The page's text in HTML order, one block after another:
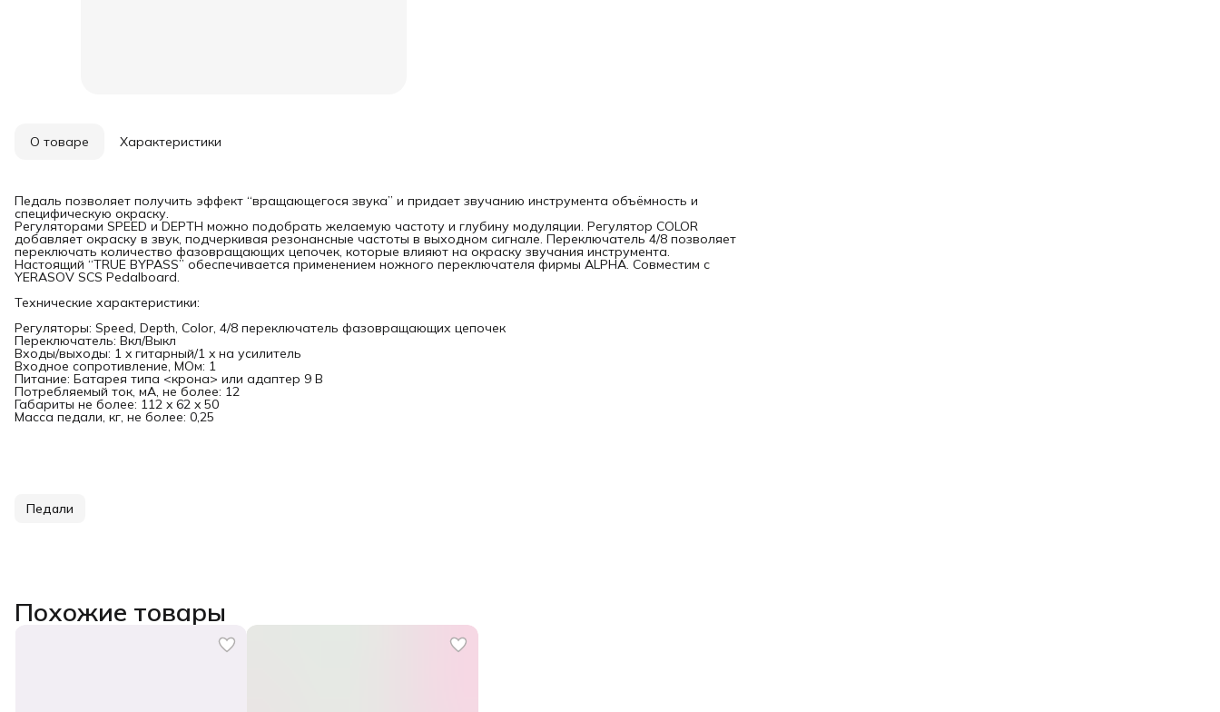
О товаре Характеристики
Педаль позволяет получить эффект “вращающегося звукa” и придает звучанию инструмента объёмность и
специфическую окраску.
Регуляторами SPEED и DEPTH можно подобрать желаемую частоту и глубину модуляции. Регулятор COLOR
добавляет окраску в звук, подчеркивая резонансные частоты в выходном сигнале. Переключатель 4/8 позволяет
переключать количество фазовращающих цепочек, которые влияют на окраску звучания инструмента.
Настоящий “TRUE BYPASS” обеспечивается применением ножного переключателя фирмы ALPHA. Совместим с
YERASOV SCS Pedalboard.
Технические характеристики:
Регуляторы: Speed, Depth, Color, 4/8 переключатель фазовращающих цепочек
Переключатель: Вкл/Выкл
Входы/выходы: 1 x гитарный/1 x на усилитель
Входное сопротивление, МОм: 1
Питание: Батарея типа <крона> или адаптер 9 В
Потребляемый ток, мА, не более: 12
Габариты не более: 112 x 62 x 50
Масса педали, кг, не более: 0,25
Педали
Похожие товары